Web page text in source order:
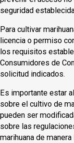
seguridad
Para cultivar
licencia o permiso
los requisitos
Consumidores de
solicitud indicados.
Es importante estar
sobre el cultivo de
pueden ser
sobre las
marihuana de